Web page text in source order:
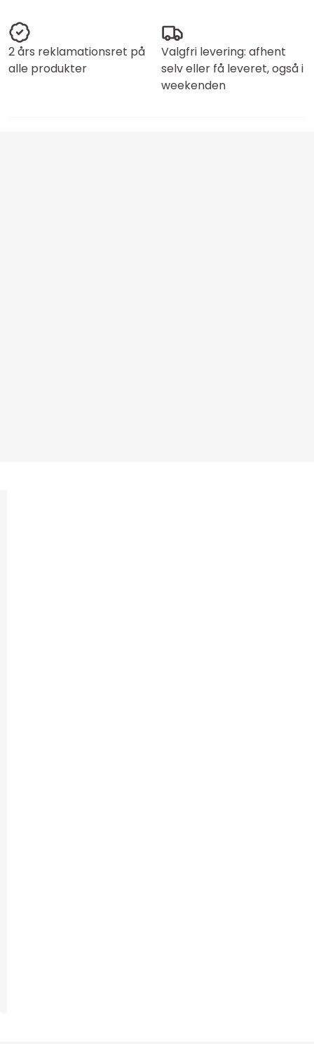
2 års reklamationsret på
alle produkter
Valgfri levering: afhent
selv eller få leveret, også i
weekenden